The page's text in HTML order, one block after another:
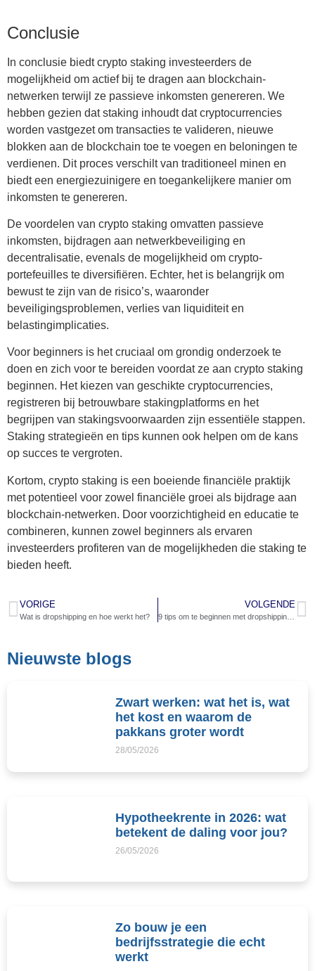
Conclusie
In conclusie biedt crypto staking investeerders de
mogelijkheid om actief bij te dragen aan blockchain-
netwerken terwijl ze passieve inkomsten genereren. We
hebben gezien dat staking inhoudt dat cryptocurrencies
worden vastgezet om transacties te valideren, nieuwe
blokken aan de blockchain toe te voegen en beloningen te
verdienen. Dit proces verschilt van traditioneel minen en
biedt een energiezuinigere en toegankelijkere manier om
inkomsten te genereren.
De voordelen van crypto staking omvatten passieve
inkomsten, bijdragen aan netwerkbeveiliging en
decentralisatie, evenals de mogelijkheid om crypto-
portefeuilles te diversifiëren. Echter, het is belangrijk om
bewust te zijn van de risico’s, waaronder
beveiligingsproblemen, verlies van liquiditeit en
belastingimplicaties.
Voor beginners is het cruciaal om grondig onderzoek te
doen en zich voor te bereiden voordat ze aan crypto staking
beginnen. Het kiezen van geschikte cryptocurrencies,
registreren bij betrouwbare stakingplatforms en het
begrijpen van stakingsvoorwaarden zijn essentiële stappen.
Staking strategieën en tips kunnen ook helpen om de kans
op succes te vergroten.
Kortom, crypto staking is een boeiende financiële praktijk
met potentieel voor zowel financiële groei als bijdrage aan
blockchain-netwerken. Door voorzichtigheid en educatie te
combineren, kunnen zowel beginners als ervaren
investeerders profiteren van de mogelijkheden die staking te
bieden heeft.
VORIGE
Wat is dropshipping en hoe werkt het?
VOLGENDE
9 tips om te beginnen met dropshipping in Nederland
Nieuwste blogs
Zwart werken: wat het is, wat
het kost en waarom de
pakkans groter wordt
28/05/2026
Hypotheekrente in 2026: wat
betekent de daling voor jou?
26/05/2026
Zo bouw je een
bedrijfsstrategie die echt
werkt